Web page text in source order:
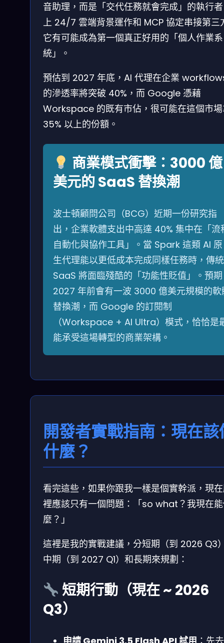
音助理，而是「交代任務就會完成」的執行
上 24/7 雲端背景運作和 MCP 協定串接第三
它有可能成為第一個真正好用的「個人作業系
統」。
預估到 2027 年底，AI 代理在企業
的滲透率將突破 40%，而 Google 憑藉
Workspace 的既有市佔，很可能在這個市
35% 以上的份額。
商業模式衝擊：3000 億
美元的 SaaS 替換潮
波士頓顧問公司（BCG）近期一份研究指
出，企業軟體支出中高達 40% 集中在「流
自動化與協作工具」。當 Spark 這類 AI 原
生代理能以更低成本完成同樣任務時，傳統
SaaS 將面臨殘酷的「功能性貶值」。預期
2027 年前會有一波 3000 億美元規模的軟
替換潮，而 Google 的訂閱制
（Workspace + AI Ultra）模式，恰恰是
能承受這場轉型的商業架構。
開發者實戰指南：現在該
什麼？
看完這些，如果你跟我一樣是個實幹派，現
裡應該只有一個問題：「so what？我現在
麼？」
這裡是我的實戰建議，分短期（到 2026 Q3
中期（到 2027 Q1）和長期來規劃：
短期行動（現在 ~ 2026
Q3）